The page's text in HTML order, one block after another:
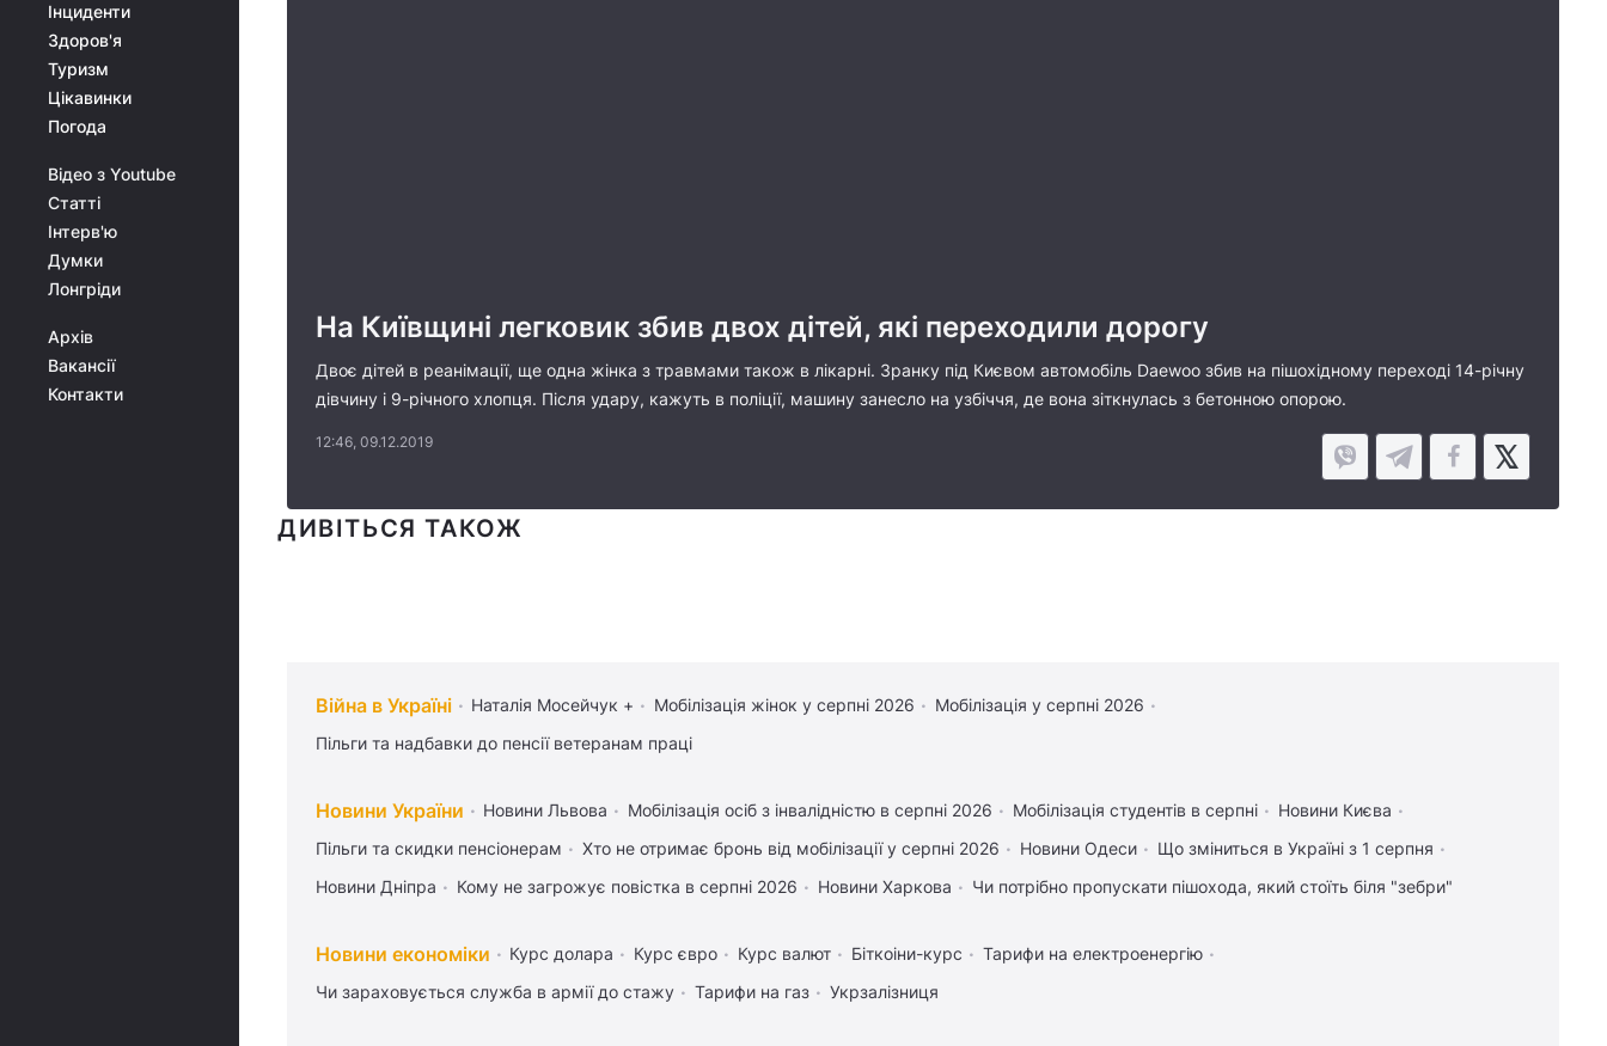
Інциденти
Здоров'я
Туризм
Цікавинки
Погода
Відео з Youtube
Статті
Інтерв'ю
Думки
Лонгріди
Архів
Вакансії
Контакти
На Київщині легковик збив двох дітей, які переходили дорогу
Двоє дітей в реанімації, ще одна жінка з травмами також в лікарні. Зранку під Києвом автомобіль Daewoo збив на пішохідному переході 14-річну
дівчину і 9-річного хлопця. Після удару, кажуть в поліції, машину занесло на узбіччя, де вона зіткнулась з бетонною опорою.
12:46, 09.12.2019
ДИВІТЬСЯ ТАКОЖ
Війна в Україні Наталія Мосейчук + Мобілізація жінок у серпні 2026
Мобілізація у серпні 2026
Пільги та надбавки до пенсії ветеранам праці
Новини України Новини Львова Мобілізація осіб з інвалідністю в серпні 2026 Мобілізація студентів в серпні
Новини Києва
Пільги та скидки пенсіонерам
Хто не отримає бронь від мобілізації у серпні 2026 Новини Одеси
Що зміниться в Україні з 1 серпня
Новини Дніпра
Кому не загрожує повістка в серпні 2026 Новини Харкова Чи потрібно пропускати пішохода, який стоїть біля "зебри"
Новини економіки Курс долара Курс євро Курс валют Біткоіни-курс
Тарифи на електроенергію
Чи зараховується служба в армії до стажу
Тарифи на газ Укрзалізниця